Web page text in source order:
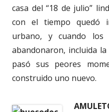
casa del “18 de julio”
con el tiempo quedó
urbano, y cuando los
abandonaron, incluida
pasó sus peores
construido uno nuevo.